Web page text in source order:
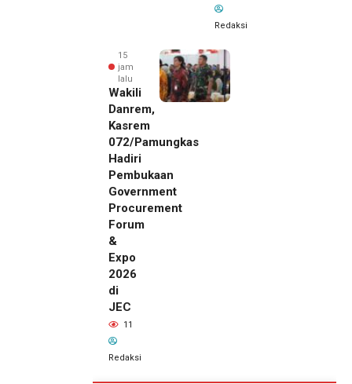
Redaksi
15
jam
lalu
Wakili
Danrem,
Kasrem
072/Pamungkas
Hadiri
Pembukaan
Government
Procurement
Forum
&
Expo
2026
di
JEC
11
Redaksi